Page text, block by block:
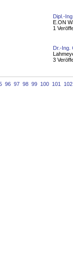
Dipl.-
E.ON
1
Dr.-Ing.
3
96 97 98 99 100 101 102